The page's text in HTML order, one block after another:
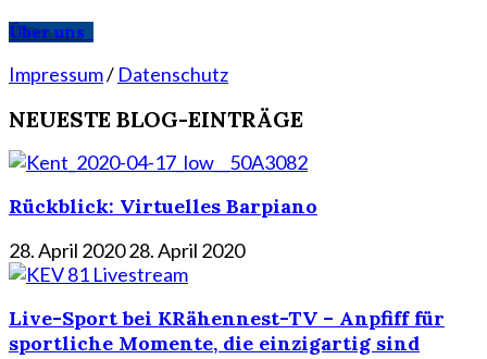
Über uns
Impressum/ Datenschutz
NEUESTE BLOG-EINTRÄGE
Rückblick: Virtuelles Barpiano
28. April 202028. April 2020
Live-Sport bei KRähennest-TV – Anpfiff für
sportliche Momente, die einzigartig sind